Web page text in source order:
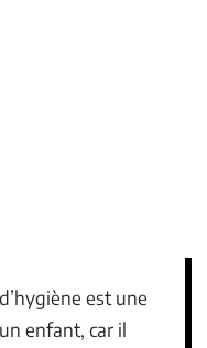
est une
enfant, car il